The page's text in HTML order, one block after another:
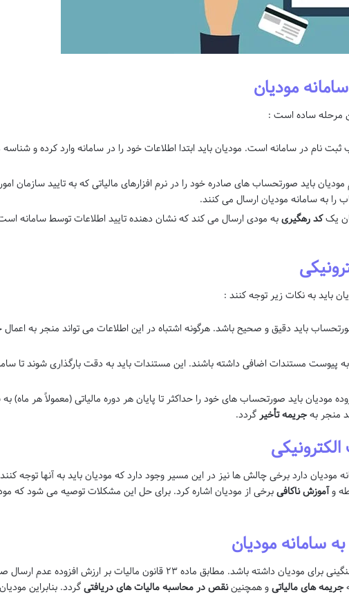
مودیان
مرحله ساده است :
نام در سامانه است. مودیان باید ابتدا اطلاعات خود را در سامانه وارد کرده و
باید صورتحساب های صادره خود را در نرم افزارهای مالیاتی که به تایید سازمان
را به سامانه مودیان ارسال می کنند.
یککد رهگیریبه مودی ارسال می کند که نشان دهنده تایید اطلاعات توسط سامانه
باید به نکات زیر توجه کنند :
باید دقیق و صحیح باشد. هرگونه اشتباه در این اطلاعات می تواند منجر به اعمال
مستندات اضافی داشته باشند. این مستندات باید به دقت بارگذاری شوند تا
مودیان باید صورتحساب های خود را حداکثر تا پایان هر دوره مالیاتی (معمولاً هر ماه)
منجر بهجریمه تأخیرگردد.
دارد برخی چالش ها نیز در این مسیر وجود دارد که مودیان باید به آنها توجه
وآموزش ناکافیبرخی از مودیان اشاره کرد. برای حل این مشکلات توصیه می شود که
سامانه مودیان
عدم ارسال صورتحساب به سامانه مودیان می تواند تبعات قانونی سنگینی برای مودیان داشته باشد. مطابق ماده ۲۳ قانون
جریمه های مالیاتیو همچنیننقص در محاسبه مالیات های دریافتیگردد. بنابراین